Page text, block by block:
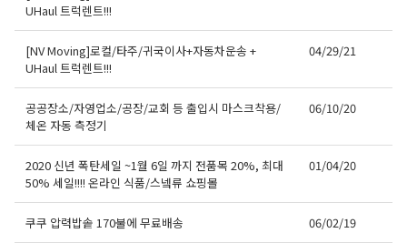
UHaul 트럭렌트!!!
[NV Moving]로컬/타주/귀국이사+자동차운송 +
UHaul 트럭렌트!!!
04/29/21
공공장소/자영업소/공장/교회 등 출입시 마스크착용/
체온 자동 측정기
06/10/20
2020 신년 폭탄세일 ~1월 6일 까지 전품목 20%, 최대
50% 세일!!!! 온라인 식품/스넼류 쇼핑몰
01/04/20
쿠쿠 압력밥솥 170불에 무료배송 06/02/19